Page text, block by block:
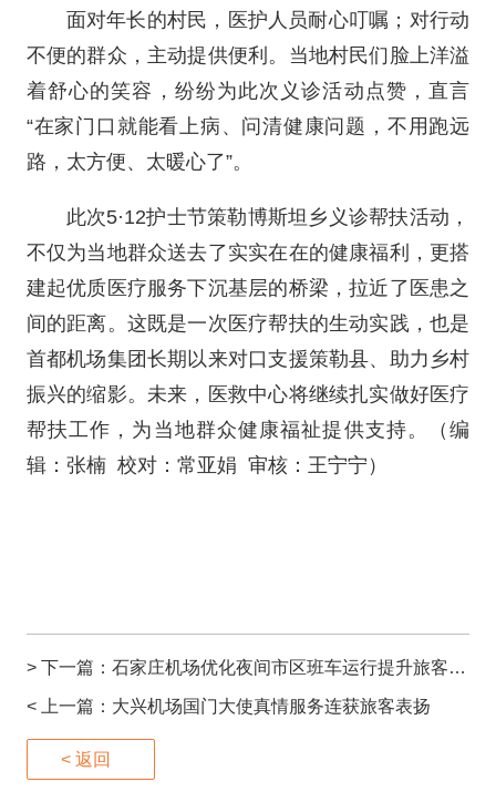
面对年长的村民，医护人员耐心叮嘱；对行动
不便的群众，主动提供便利。当地村民们脸上洋溢
着舒心的笑容，纷纷为此次义诊活动点赞，直言
“在家门口就能看上病、问清健康问题，不用跑远
路，太方便、太暖心了”。
此次5·12护士节策勒博斯坦乡义诊帮扶活动，
不仅为当地群众送去了实实在在的健康福利，更搭
建起优质医疗服务下沉基层的桥梁，拉近了医患之
间的距离。这既是一次医疗帮扶的生动实践，也是
首都机场集团长期以来对口支援策勒县、助力乡村
振兴的缩影。未来，医救中心将继续扎实做好医疗
帮扶工作，为当地群众健康福祉提供支持。（编
辑：张楠 校对：常亚娟 审核：王宁宁）
> 下一篇： 石家庄机场优化夜间市区班车运行提升旅客夜间出行便捷度
< 上一篇： 大兴机场国门大使真情服务连获旅客表扬
< 返回